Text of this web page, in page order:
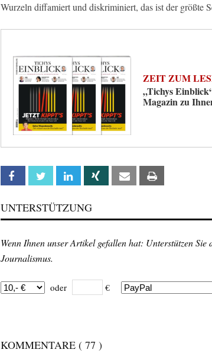
Wurzeln diffamiert und diskriminiert, das ist der größte
ZEIT ZUM
„Tichys
Magazin zu
Facebook Twitter Linkedin Xing Email
UNTERSTÜTZUNG
Wenn Ihnen unser Artikel gefallen hat: Unterstützen Sie
Journalismus.
oder €
KOMMENTARE ( 77 )